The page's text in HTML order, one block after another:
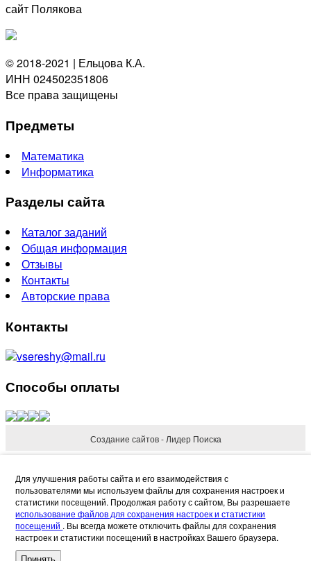
сайт Полякова
© 2018-2021 | Ельцова К.А.
ИНН 024502351806
Все права защищены
Предметы
Математика
Информатика
Разделы сайта
Каталог заданий
Общая информация
Отзывы
Контакты
Авторские права
Контакты
vsereshy@mail.ru
Способы оплаты
Создание сайтов - Лидер Поиска
Refund Reason
Request Refund
Для улучшения работы сайта и его взаимодействия с
пользователями мы используем файлы для сохранения настроек и
статистики посещений. Продолжая работу с сайтом, Вы разрешаете
использование файлов для сохранения настроек и статистики
посещений . Вы всегда можете отключить файлы для сохранения
настроек и статистики посещений в настройках Вашего браузера.